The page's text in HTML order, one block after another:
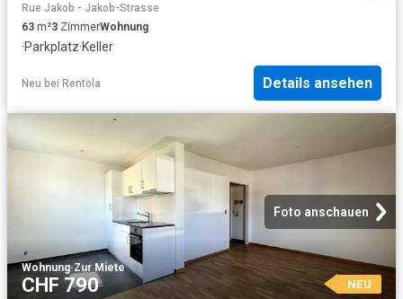
Rue Jakob - Jakob-Strasse
63 m²3 ZimmerWohnung
·Parkplatz·Keller
Neu bei Rentola Details ansehen
Foto anschauen
Wohnung·Zur Miete
CHF 790 NEU